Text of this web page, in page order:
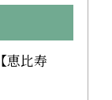
恵比寿